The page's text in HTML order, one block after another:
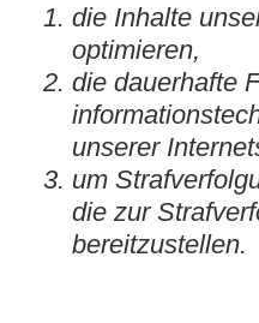
die Inhalte
optimieren,
die dauerhafte
unserer
um
die zur
bereitzustellen.